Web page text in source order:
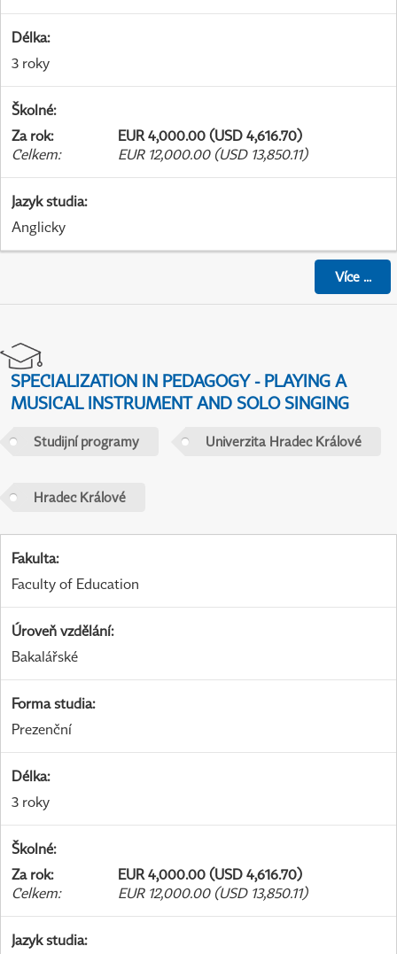
Délka:
3 roky
Školné:
Za rok:
EUR 4,000.00 (USD 4,616.70)
Celkem: EUR 12,000.00 (USD 13,850.11)
Jazyk studia:
Anglicky
Více...
SPECIALIZATION IN PEDAGOGY - PLAYING A
MUSICAL INSTRUMENT AND SOLO SINGING
Studijní programy Univerzita Hradec Králové
Hradec Králové
Fakulta:
Faculty of Education
Úroveň vzdělání:
Bakalářské
Forma studia:
Prezenční
Délka:
3 roky
Školné:
Za rok:
EUR 4,000.00 (USD 4,616.70)
Celkem: EUR 12,000.00 (USD 13,850.11)
Jazyk studia: